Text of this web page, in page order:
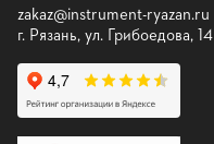
zakaz@instrument-ryazan.ru
г. Рязань, ул. Грибоедова, 14